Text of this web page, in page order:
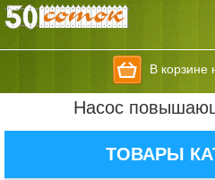
В корзине
Насос
ТОВАРЫ